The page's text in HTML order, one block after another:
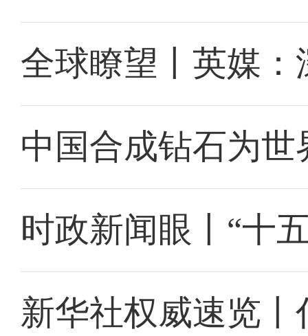
全球瞭望丨英媒
中国合成钻石为世
时政新闻眼丨“十
新华社权威速览丨